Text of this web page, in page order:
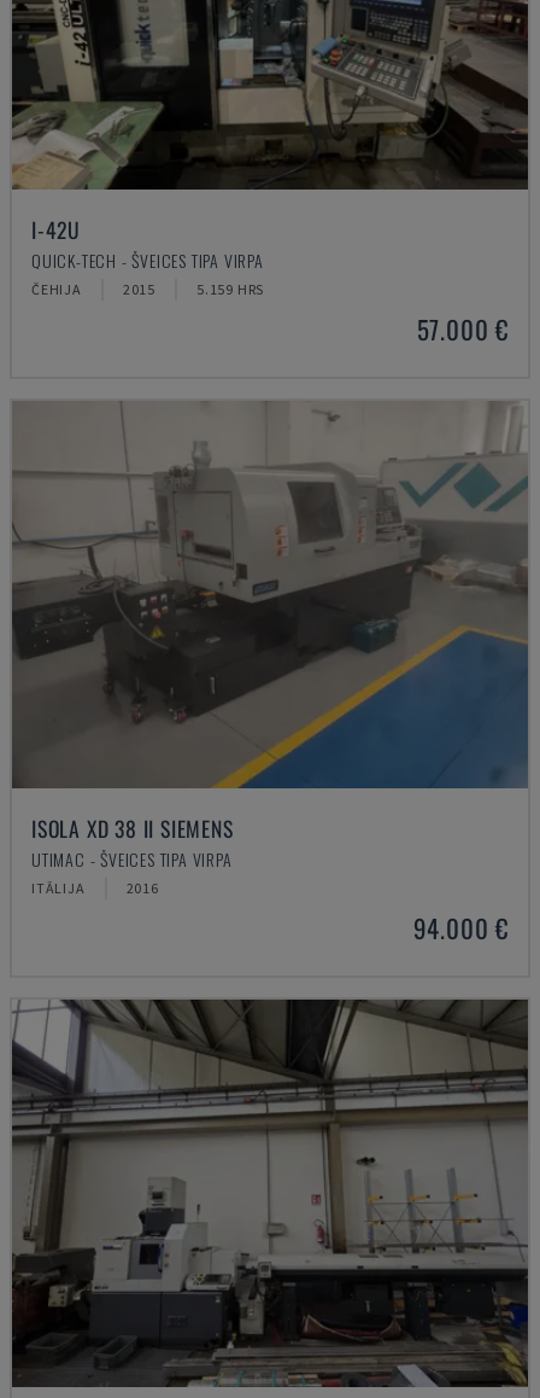
I-42U
QUICK-TECH - ŠVEICES TIPA VIRPA
ČEHIJA 2015 5.159 HRS
57.000 €
ISOLA XD 38 II SIEMENS
UTIMAC - ŠVEICES TIPA VIRPA
ITĀLIJA 2016
94.000 €